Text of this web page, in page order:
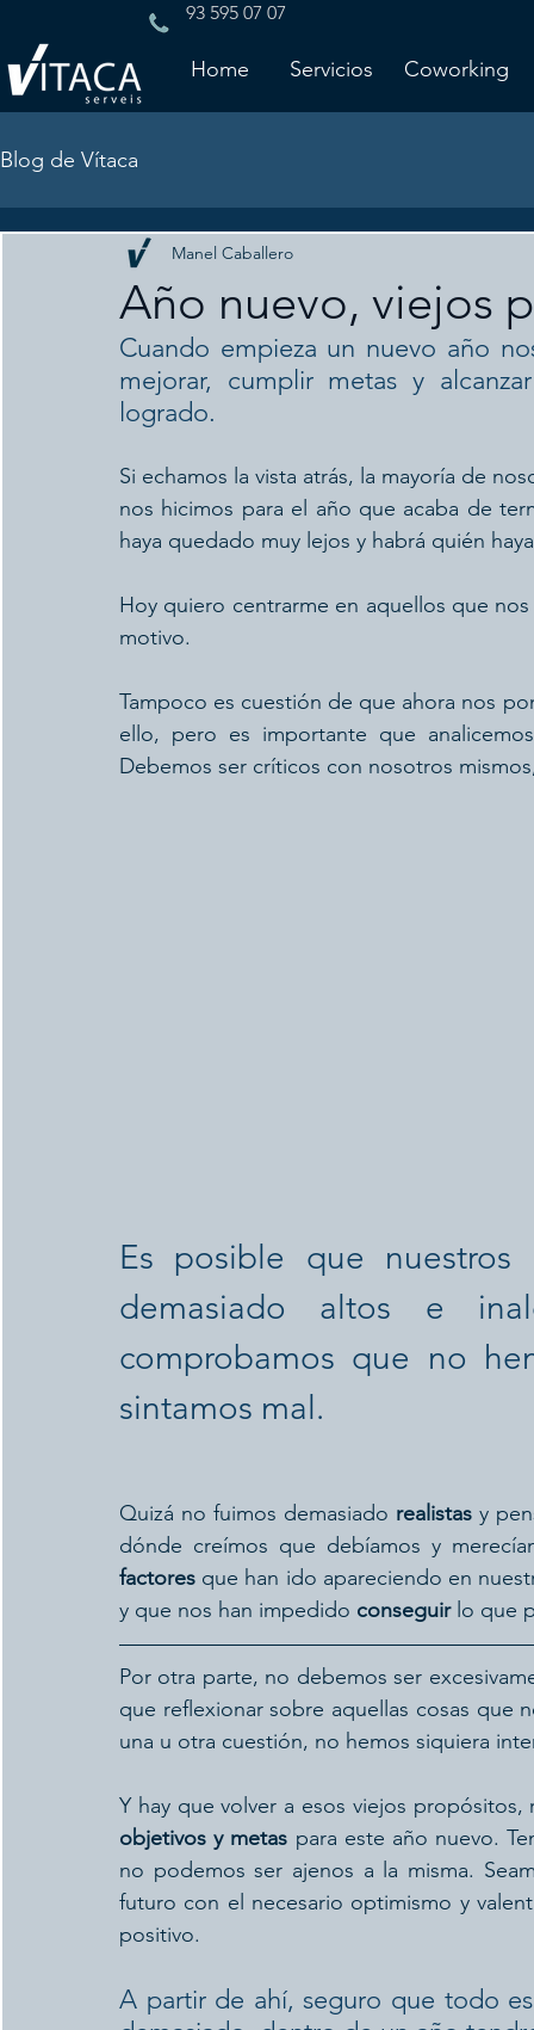
93 595 07 07
Home Servicios Coworking
Blog de Vítaca
Año nuevo, viejos
Manel Caballero
Cuando empieza un nuevo año
mejorar, cumplir metas y
logrado.
Si echamos la vista atrás, la mayoría de
nos hicimos para el año que acaba de
haya quedado muy lejos y habrá quién
Hoy quiero centrarme en aquellos que
motivo.
Tampoco es cuestión de que ahora nos
ello, pero es importante que
Debemos ser críticos con nosotros
Es posible que
demasiado altos e
comprobamos que no
sintamos mal.
Quizá no fuimos demasiado realistas y
factores que han ido apareciendo en
y que nos han impedido conseguir lo que
Por otra parte, no debemos ser
que reflexionar sobre aquellas cosas
una u otra cuestión, no hemos siquiera
objetivos y metas para este año nuevo.
no podemos ser ajenos a la misma.
futuro con el necesario optimismo y
positivo.
A partir de ahí, seguro que todo